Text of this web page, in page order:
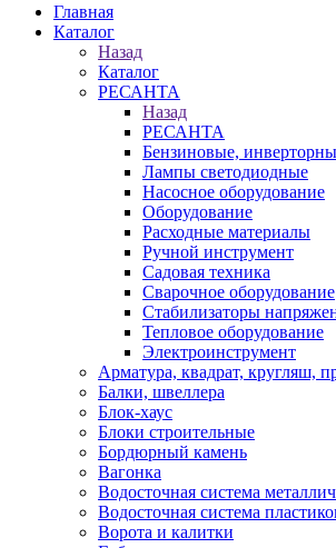
Главная
Каталог
Назад
Каталог
РЕСАНТА
Назад
РЕСАНТА
Бензиновые,
Лампы светодиодные
Насосное оборудование
Оборудование
Расходные материалы
Ручной инструмент
Садовая техника
Сварочное оборудование
Стабилизаторы
Тепловое оборудование
Электроинструмент
Арматура, квадрат, кругляш,
Балки, швеллера
Блок-хаус
Блоки строительные
Бордюрный камень
Вагонка
Водосточная система
Водосточная система
Ворота и калитки